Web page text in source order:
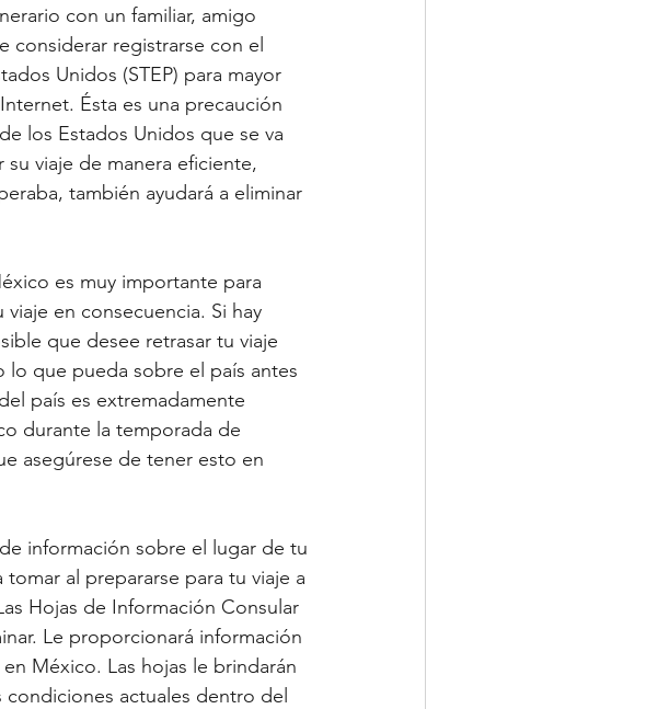
con un familiar, amigo
considerar registrarse con el
Ésta es una precaución
los Estados Unidos que se va
viaje de manera eficiente,
también ayudará a eliminar
es muy importante para
en consecuencia. Si hay
que desee retrasar tu viaje
que pueda sobre el país antes
país es extremadamente
durante la temporada de
asegúrese de tener esto en
información sobre el lugar de tu
al prepararse para tu viaje a
Hojas de Información Consular
Le proporcionará información
México. Las hojas le brindarán
actuales dentro del